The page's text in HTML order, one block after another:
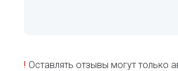
! Оставлять отзывы могут только